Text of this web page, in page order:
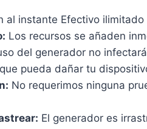
al instante Efectivo ilimitado
Los recursos se añaden
del generador no
pueda dañar tu
No requerimos ninguna
El generador es